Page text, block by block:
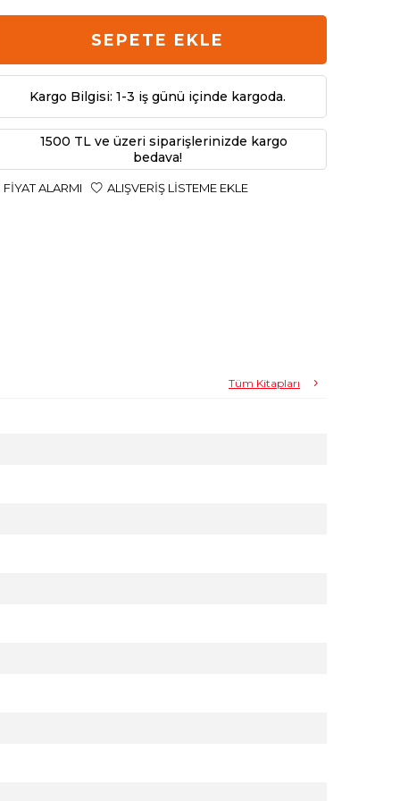
SEPETE EKLE
Kargo Bilgisi: 1-3 iş günü içinde kargoda.
1500 TL ve üzeri siparişlerinizde kargo
bedava!
FIYAT ALARMI ALIŞVERIŞ LISTEME EKLE
Tüm Kitapları